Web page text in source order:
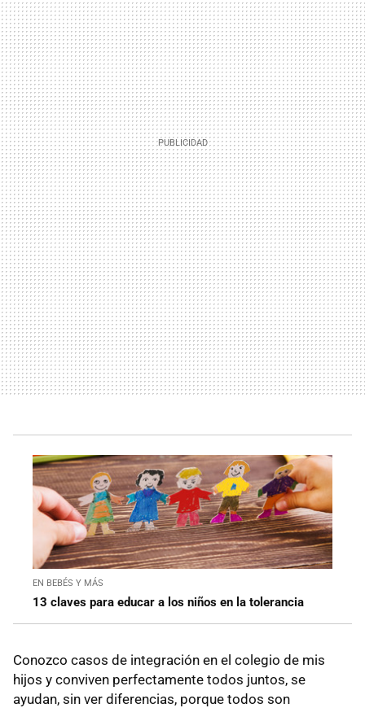
EN BEBÉS Y MÁS
13 claves para educar a los niños en la tolerancia
Conozco casos de integración en el colegio de mis
hijos y conviven perfectamente todos juntos, se
ayudan, sin ver diferencias, porque todos son